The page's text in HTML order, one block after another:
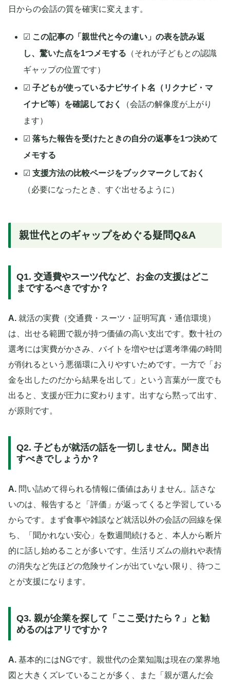
日からの会話の質を確実に変えます。
☑ この記事の「親世代と今の違い」の表を読み返
し、驚いた点を1つメモする （それが子どもとの認識
ギャップの位置です）
☑子どもが使っているナビサイト名（リクナビ・マ
イナビ等）を確認しておく
（会話の解像度が上がり
ます）
☑落ちた報告を受けたときの自分の返事を1つ決めて
メモする
☑支援方法の比較ページをブックマークしておく
（必要になったとき、すぐ出せるように）
親世代とのギャップをめぐる疑問Q&A
Q1. 交通費やスーツ代など、お金の支援はどこ
までするべきですか？
A. 就活の実費（交通費・スーツ・証明写真・通信環境）
は、出せる範囲で親が持つ価値の高い支出です。数十社の
選考には実費がかさみ、バイトを増やせば選考準備の時間
が削れるという悪循環に入りやすいためです。一方で「お
金を出したのだから結果を出して」という言葉が一度でも
出ると、支援が圧力に変わります。出すなら黙って出す、
が原則です。
Q2. 子どもが就活の話を一切しません。聞き出
すべきでしょうか？
A. 問い詰めて得られる情報に価値はありません。話さな
いのは、報告すると「評価」が返ってくると学習している
からです。まず食事や雑談など就活以外の会話の回線を保
ち、「聞かれない安心」を数週間続けると、本人から断片
的に話し始めることが多いです。生活リズムの崩れや表情
の消失など先ほどの危険サインが出ていない限り、待つこ
とが支援になります。
Q3. 親が企業を探して「ここ受けたら？」と勧
めるのはアリですか？
A. 基本的にはNGです。親世代の企業知識は現在の業界地
図と大きくズレていることが多く、また「親が選んだ会